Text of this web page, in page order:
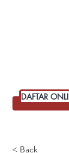
DAFTAR
< Back